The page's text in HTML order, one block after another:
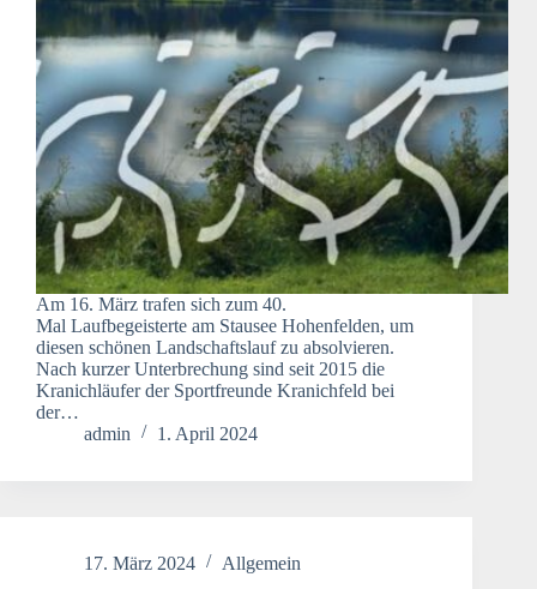
Am 16. März trafen sich zum 40.
Mal Laufbegeisterte am Stausee Hohenfelden, um
diesen schönen Landschaftslauf zu absolvieren.
Nach kurzer Unterbrechung sind seit 2015 die
Kranichläufer der Sportfreunde Kranichfeld bei
der…
admin
1. April 2024
17. März 2024 Allgemein